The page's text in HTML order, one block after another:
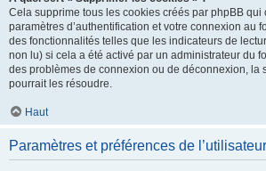
Cela supprime tous les cookies créés par phpBB qui
paramètres d’authentification et votre connexion au
des fonctionnalités telles que les indicateurs de
non lu) si cela a été activé par un administrateur du
des problèmes de connexion ou de déconnexion, la
pourrait les résoudre.
Haut
Paramètres et préférences de l’utilisateur